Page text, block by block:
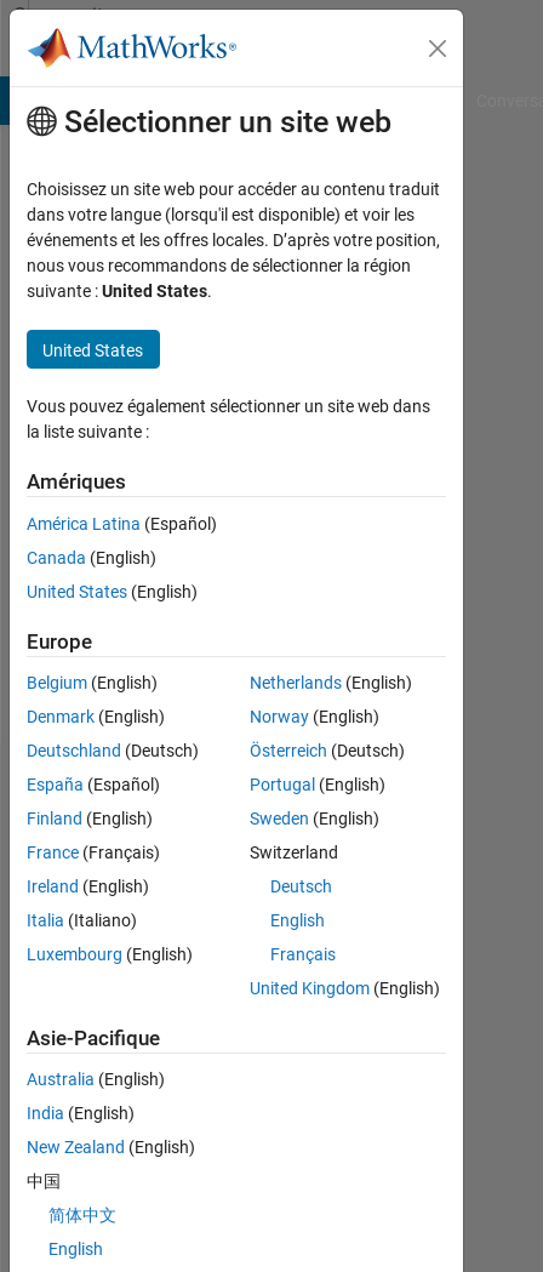
Passer au contenu
Community
Profile
Germán
Universidad
Simón
Actif
2011
0
Following:
0
Message
Tableau de bord
MATLAB Answers
CONTRIBUTIONS L
0
1
Sélectionner un site web
Choisissez un site web pour accéder au contenu traduit
dans votre langue (lorsqu'il est disponible) et voir les
événements et les offres locales. D’après votre position,
nous vous recommandons de sélectionner la région
suivante :United States.
United States
Vous pouvez également sélectionner un site web dans
la liste suivante :
Amériques
América Latina (Español)
Canada (English)
United States (English)
Europe
Belgium (English)
Denmark (English)
Deutschland (Deutsch)
España (Español)
Finland (English)
France (Français)
Ireland (English)
Italia (Italiano)
Luxembourg (English)
Netherlands(English)
Norway(English)
Österreich (Deutsch)
Portugal (English)
Sweden (English)
Switzerland
Deutsch
English
Français
United Kingdom(English)
Asie-Pacifique
Australia (English)
India (English)
New Zealand (English)
中国
简体中文
English